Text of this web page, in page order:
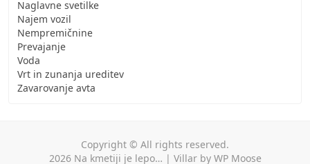
Naglavne svetilke
Najem vozil
Nempremičnine
Prevajanje
Voda
Vrt in zunanja ureditev
Zavarovanje avta
Copyright © All rights reserved.
2026 Na kmetiji je lepo… | Villarby WP Moose